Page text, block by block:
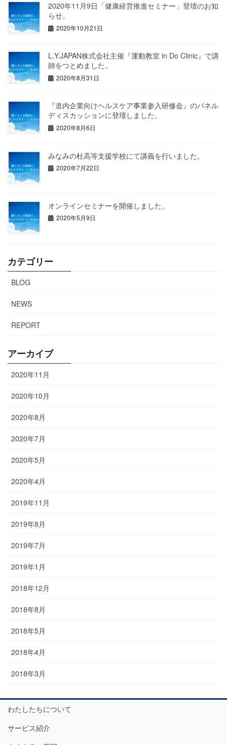
2020年11月9日「健康経営推進セミナー」登壇のお知
らせ。
2020年10月21日
L.Y.JAPAN株式会社主催『運動教室 in Do Clinic』で講
師をつとめました。
2020年8月31日
『道内企業向けヘルスケア事業参入研修会』のパネル
ディスカッションに登壇しました。
2020年8月6日
みなみの杜高等支援学校にて講義を行いました。
2020年7月22日
オンラインセミナーを開催しました。
2020年5月9日
カテゴリー
BLOG
NEWS
REPORT
アーカイブ
2020年11月
2020年10月
2020年8月
2020年7月
2020年5月
2020年4月
2019年11月
2019年8月
2019年7月
2019年1月
2018年12月
2018年8月
2018年5月
2018年4月
2018年3月
わたしたちについて
サービス紹介